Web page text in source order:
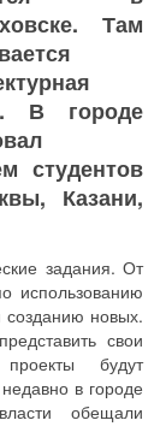
Там
В городе
студентов
Казани,
задания. От
использованию
новых.
свои
будут
в городе
обещали